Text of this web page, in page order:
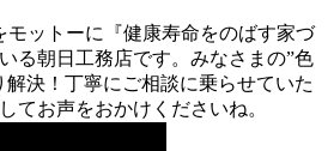
モットーに『健康寿命をのばす家づ
る朝日工務店です。みなさまの”色
解決！丁寧にご相談に乗らせていた
てお声をおかけくださいね。